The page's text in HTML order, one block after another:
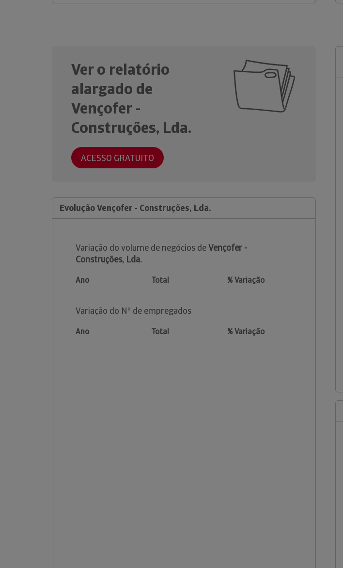
Ver o relatório
alargado de
Vençofer -
Construções, Lda.
ACESSO GRATUITO
Evolução Vençofer - Construções, Lda.
Variação do volume de negócios deVençofer -
Construções, Lda.
Ano Total % Variação
Variação do Nº de empregados
Ano Total % Variação